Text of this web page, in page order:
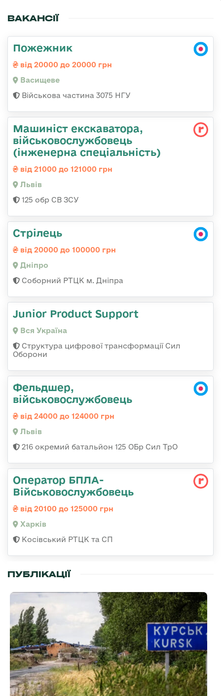
ВАКАНСІЇ
Пожежник
від 20000 до 20000 грн
Васищеве
Військова частина 3075 НГУ
Машиніст екскаватора,
військовослужбовець
(інженерна спеціальність)
від 21000 до 121000 грн
Львів
125 обр СВ ЗСУ
Стрілець
від 20000 до 100000 грн
Дніпро
Соборний РТЦК м. Дніпра
Junior Product Support
Вся Україна
Структура цифрової трансформації Сил
Оборони
Фельдшер,
військовослужбовець
від 24000 до 124000 грн
Львів
216 окремий батальйон 125 ОБр Сил ТрО
Оператор БПЛА-
Військовослужбовець
від 20100 до 125000 грн
Харків
Косівський РТЦК та СП
ПУБЛІКАЦІЇ